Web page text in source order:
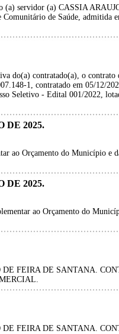
(a) servidor (a) CASSIA
de Saúde, admitida
do(a) contratado(a), o
1, contratado em 05/12/
Seletivo - Edital 001/2022,
DE 2025.
ao Orçamento do Município e
DE 2025.
ao Orçamento do
FEIRA DE SANTANA.
FEIRA DE SANTANA.